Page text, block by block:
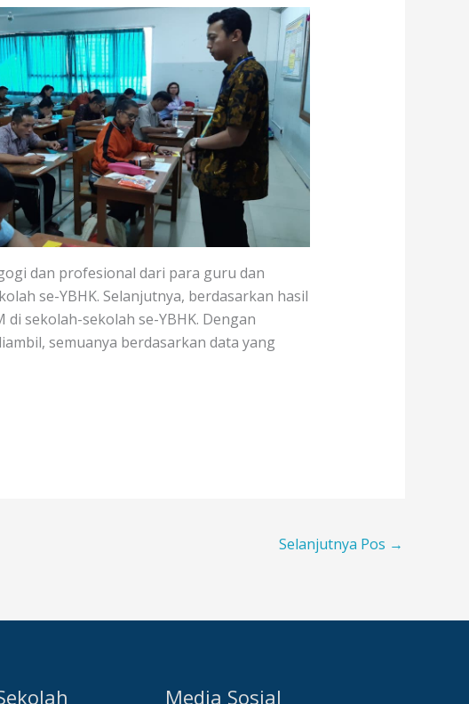
dan profesional dari para guru dan
se-YBHK. Selanjutnya, berdasarkan hasil
sekolah-sekolah se-YBHK. Dengan
semuanya berdasarkan data yang
Selanjutnya Pos →
Media Sosial